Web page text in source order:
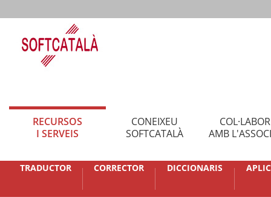
RECURSOS
I SERVEIS
CONEIXEU
SOFTCATALÀ
AMB
TRADUCTOR CORRECTOR DICCIONARIS